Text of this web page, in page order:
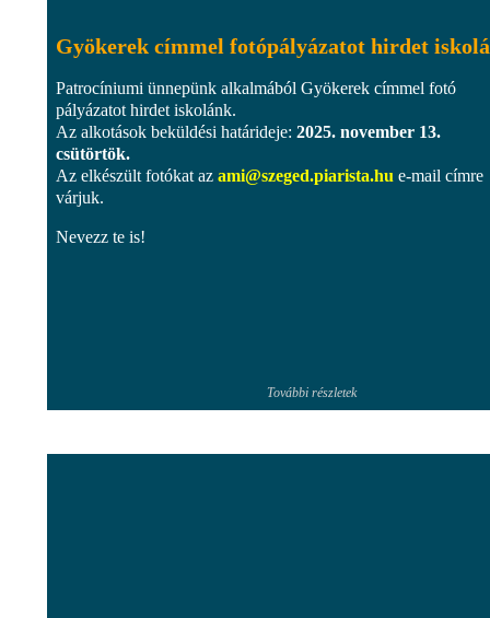
Gyökerek címmel fotópályázatot hirdet
Patrocíniumi ünnepünk alkalmából Gyökerek címmel fotó
pályázatot hirdet iskolánk.
Az alkotások beküldési határideje: 2025. november 13.
csütörtök.
Az elkészült fotókat az ami@szeged.piarista.hu e-mail címre
várjuk.
Nevezz te is!
További részletek